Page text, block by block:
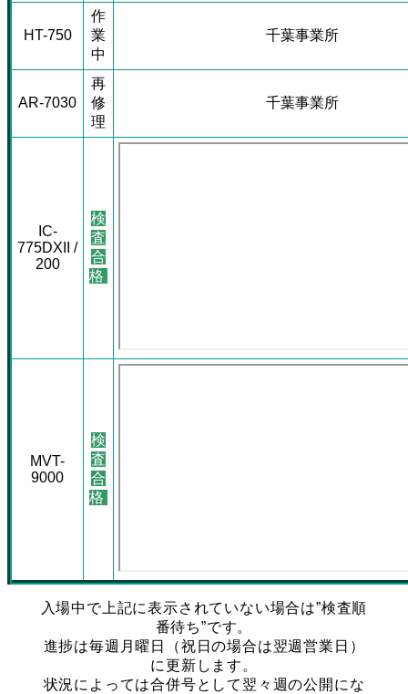
HT-750
作
業
中
千葉事業所
AR-7030
再
修
理
千葉事業所
IC-
775DXII /
200
検
査
合
格
MVT-
9000
検
査
合
格
入場中で上記に表示されていない場合は”検査順
番待ち”です。
進捗は毎週月曜日（祝日の場合は翌週営業日）
に更新します。
状況によっては合併号として翌々週の公開にな